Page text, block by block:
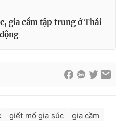
English
gia cầm tập trung ở Thái
giết mổ gia súc gia cầm